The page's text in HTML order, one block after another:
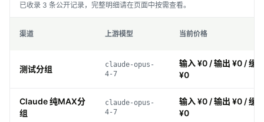
已收录 3 条公开记录，完整明细请在页面中按需查看。
渠道 上游模型 当前价格
测试分组
claude-opus-
4-7
输入 ¥0 / 输出 ¥0 / 缓
¥0
Claude 纯MAX分
组
claude-opus-
4-7
输入 ¥0 / 输出 ¥0 / 缓
¥0